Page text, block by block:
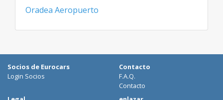
Oradea Aeropuerto
Socios de Eurocars
Login Socios
Contacto
F.A.Q.
Contacto